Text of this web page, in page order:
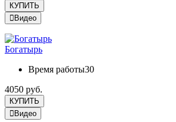
КУПИТЬ
Видео
Богатырь
Время работы30
4050 руб.
КУПИТЬ
Видео